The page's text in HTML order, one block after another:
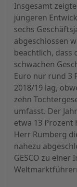
Insgesamt
jüngeren
sechs
abgeschlossen
beachtlich, dass
schwachen
Euro nur rund 3
2018/19 lag,
zehn
umfasst. Der
etwa 13 Prozent
Herr Rumberg
nahezu
GESCO zu